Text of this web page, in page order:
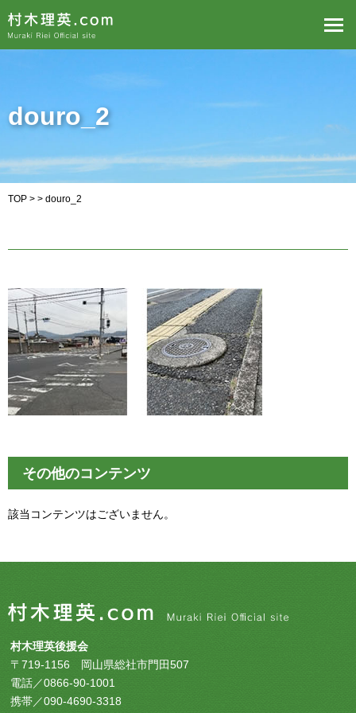
douro_2
TOP > > douro_2
その他のコンテンツ
該当コンテンツはございません。
村木理英後援会
〒719-1156 岡山県総社市門田507
電話／0866-90-1001
携帯／090-4690-3318